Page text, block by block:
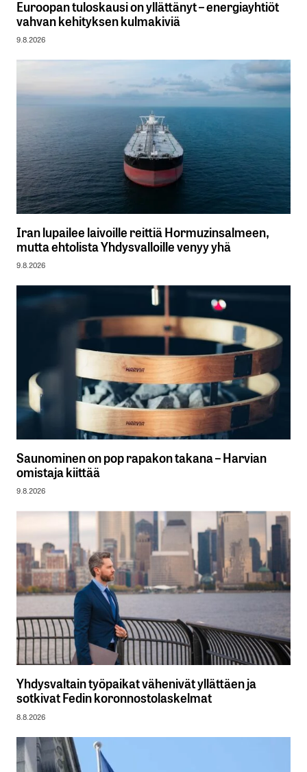
Euroopan tuloskausi on yllättänyt – energiayhtiöt
vahvan kehityksen kulmakiviä
9.8.2026
Iran lupailee laivoille reittiä Hormuzinsalmeen,
mutta ehtolista Yhdysvalloille venyy yhä
9.8.2026
Saunominen on pop rapakon takana – Harvian
omistaja kiittää
9.8.2026
Yhdysvaltain työpaikat vähenivät yllättäen ja
sotkivat Fedin koronnostolaskelmat
8.8.2026